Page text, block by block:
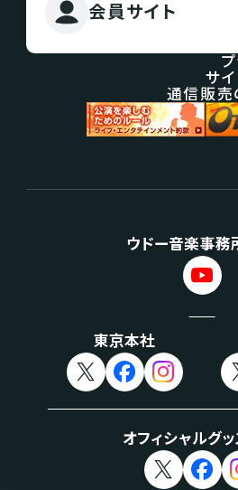
会員サイト
サ
通信販売
ウドー音楽事務
東京本社
オフィシャルグ